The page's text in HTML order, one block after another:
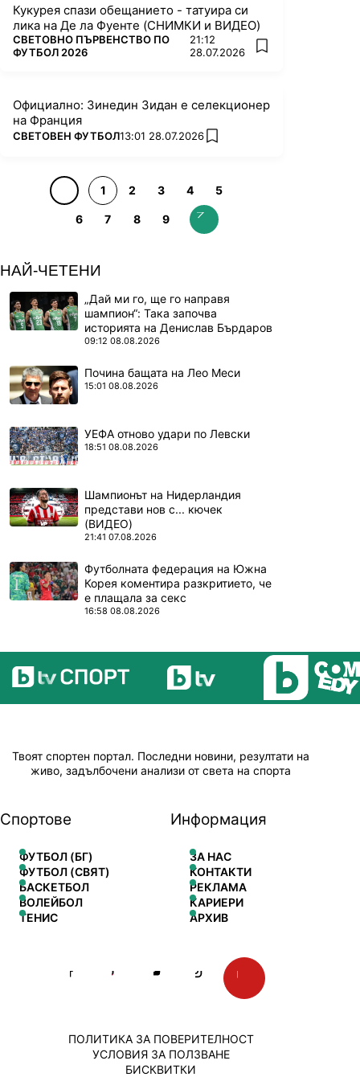
Кукурея спази обещанието - татуира си
лика на Де ла Фуенте (СНИМКИ и ВИДЕО)
ПОВЕЧЕ ОТ
СВЕТОВНО ПЪРВЕНСТВО ПО
ФУТБОЛ 2026
21:12
28.07.2026
add favorites
Официално: Зинедин Зидан е селекционер
на Франция
ПОВЕЧЕ ОТ
СВЕТОВЕН ФУТБОЛ13:01 28.07.2026 add favorites
1 2 3 4 5
6 7 8 9
НАЙ-ЧЕТЕНИ
„Дай ми го, ще го направя
шампион“: Така започва
историята на Денислав Бърдаров
09:12 08.08.2026
Почина бащата на Лео Меси
15:01 08.08.2026
УЕФА отново удари по Левски
18:51 08.08.2026
Шампионът на Нидерландия
представи нов с... кючек
(ВИДЕО)
21:41 07.08.2026
Футболната федерация на Южна
Корея коментира разкритието, че
е плащала за секс
16:58 08.08.2026
Твоят спортен портал. Последни новини, резултати на
живо, задълбочени анализи от света на спорта
Спортове
ФУТБОЛ (БГ)
ФУТБОЛ (СВЯТ)
БАСКЕТБОЛ
ВОЛЕЙБОЛ
ТЕНИС
Информация
ЗА НАС
КОНТАКТИ
РЕКЛАМА
КАРИЕРИ
АРХИВ
ПОЛИТИКА ЗА ПОВЕРИТЕЛНОСТ
УСЛОВИЯ ЗА ПОЛЗВАНЕ
БИСКВИТКИ